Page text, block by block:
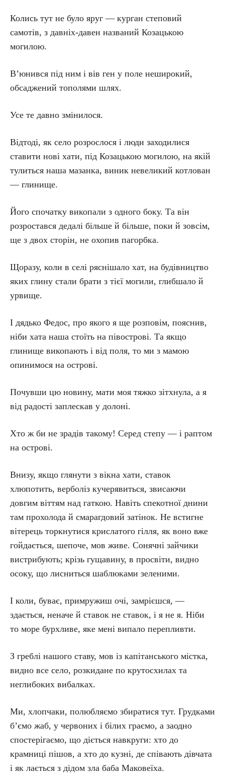
Колись тут не було яруг — курган степовий
самотів, з давніх-давен названий Козацькою
могилою.
В’юнився під ним і вів ген у поле неширокий,
обсаджений тополями шлях.
Усе те давно змінилося.
Відтоді, як село розрослося і люди заходилися
ставити нові хати, під Козацькою могилою, на якій
тулиться наша мазанка, виник невеликий котлован
— глинище.
Його спочатку викопали з одного боку. Та він
розростався дедалі більше й більше, поки й зовсім,
ще з двох сторін, не охопив пагорбка.
Щоразу, коли в селі ряснішало хат, на будівництво
яких глину стали брати з тієї могили, глибшало й
урвище.
І дядько Федос, про якого я ще розповім, пояснив,
ніби хата наша стоїть на півострові. Та якщо
глинище викопають і від поля, то ми з мамою
опинимося на острові.
Почувши цю новину, мати моя тяжко зітхнула, а я
від радості заплескав у долоні.
Хто ж би не зрадів такому! Серед степу — і раптом
на острові.
Внизу, якщо глянути з вікна хати, ставок
хлюпотить, верболіз кучерявиться, звисаючи
довгим віттям над гаткою. Навіть спекотної днини
там прохолода й смарагдовий затінок. Не встигне
вітерець торкнутися крислатого гілля, як воно вже
гойдається, шепоче, мов живе. Сонячні зайчики
вистрибують; крізь гущавину, в просвіти, видно
осоку, що лисниться шаблюками зеленими.
І коли, буває, примружиш очі, замрієшся, —
здається, неначе й ставок не ставок, і я не я. Ніби
то море бурхливе, яке мені випало перепливти.
З греблі нашого ставу, мов із капітанського містка,
видно все село, розкидане по крутосхилах та
неглибоких вибалках.
Ми, хлопчаки, полюбляємо збиратися тут. Грудками
б’ємо жаб, у червоних і білих граємо, а заодно
спостерігаємо, що діється навкруги: хто до
крамниці пішов, а хто до кузні, де співають дівчата
і як лається з дідом зла баба Маковеїха.